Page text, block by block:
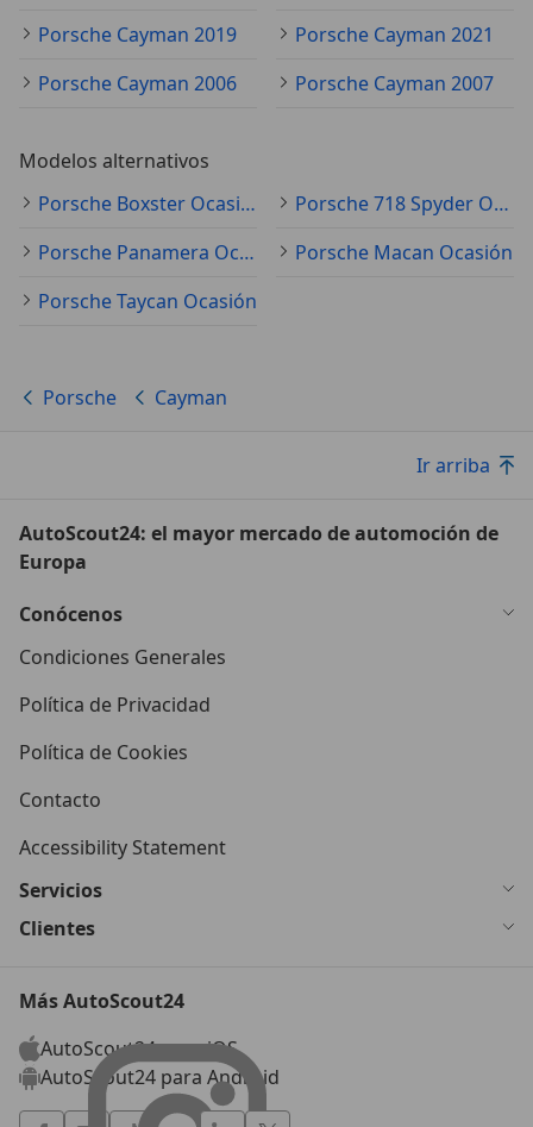
Porsche Cayman 2019
Porsche Cayman 2021
Porsche Cayman 2006
Porsche Cayman 2007
Modelos alternativos
Porsche Boxster Ocasión
Porsche 718 Spyder Ocasión
Porsche Panamera Ocasión
Porsche Macan Ocasión
Porsche Taycan Ocasión
Porsche Cayman
Ir arriba
AutoScout24: el mayor mercado de automoción de
Europa
Conócenos
Condiciones Generales
Política de Privacidad
Política de Cookies
Contacto
Accessibility Statement
Servicios
Clientes
Más AutoScout24
AutoScout24 para iOS
AutoScout24 para Android